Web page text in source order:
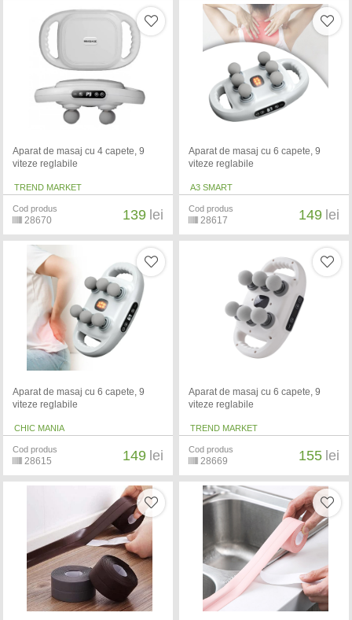
Aparat de masaj cu 4 capete, 9
viteze reglabile
TREND MARKET
Cod produs
28670 139 lei
Aparat de masaj cu 6 capete, 9
viteze reglabile
A3 SMART
Cod produs
28617 149 lei
Aparat de masaj cu 6 capete, 9
viteze reglabile
CHIC MANIA
Cod produs
28615 149 lei
Aparat de masaj cu 6 capete, 9
viteze reglabile
TREND MARKET
Cod produs
28669 155 lei